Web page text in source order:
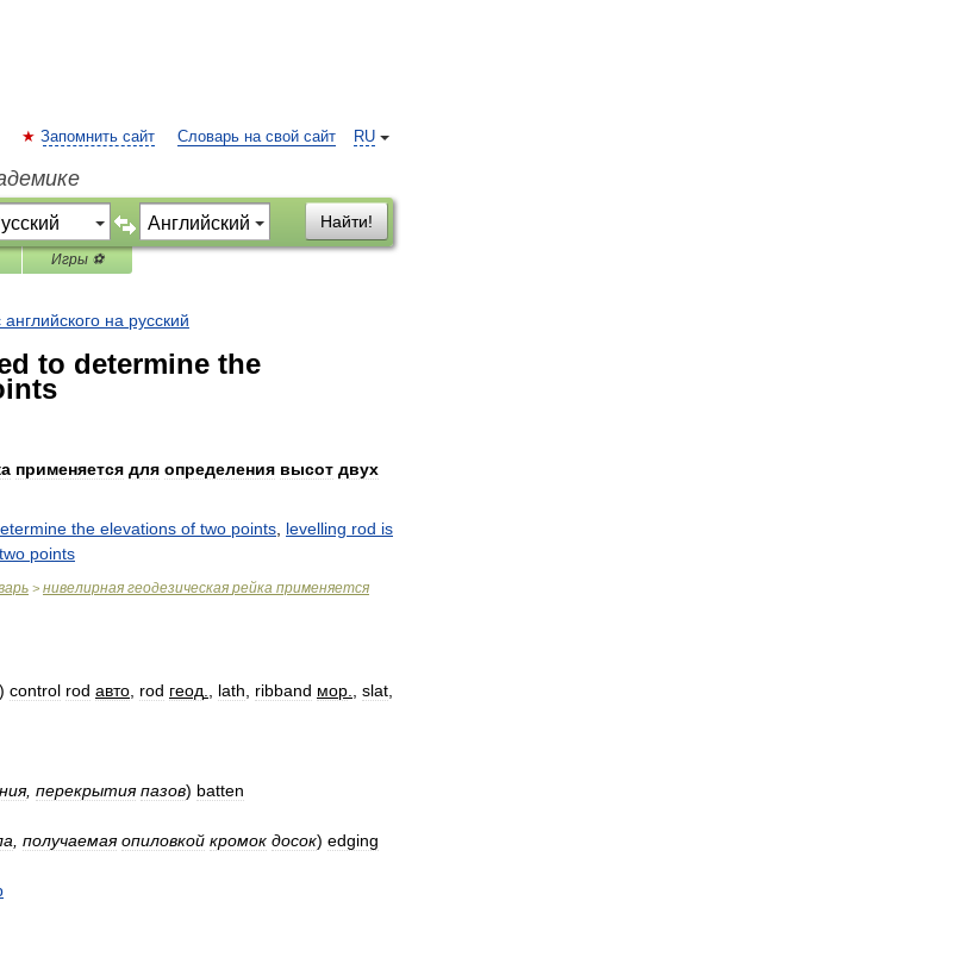
RU
Запомнить сайт Словарь на свой сайт
Найти!
Игры ⚽
английского на русский
to determine the
применяется для определения высот двух
the elevations of two points levelling rod is
two points
> нивелирная геодезическая рейка применяется
) control rod авто rod геод lath ribband мор slat
, перекрытия пазов) batten
получаемая опиловкой кромок досок) edging